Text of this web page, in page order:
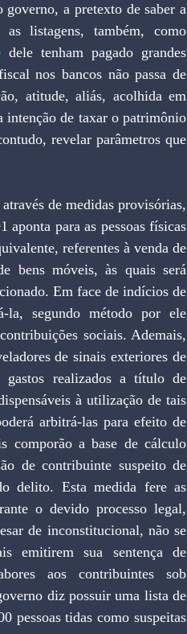
governo, a pretexto de saber a
listagens, também, como
tenham pagado grandes
nos bancos não passa de
atitude, aliás, acolhida em
de taxar o patrimônio
revelar parâmetros que
aponta para as pessoas físicas
referentes à venda de
bens móveis, às quais será
Em face de indícios de
la, segundo método por ele
sociais. Ademais,
de sinais exteriores de
gastos realizados a título de
à utilização de tais
arbitrá-las para efeito de
comporão a base de cálculo
de contribuinte suspeito de
delito. Esta medida fere as
o devido processo legal,
de inconstitucional, não se
emitirem sua sentença de
aos contribuintes sob
diz possuir uma lista de
pessoas tidas como suspeitas